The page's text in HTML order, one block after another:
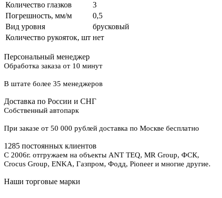
Количество глазков
3
Погрешность, мм/м
0,5
Вид уровня
брусковый
Количество рукояток, шт нет
Персональный менеджер
Обработка заказа от 10 минут
В штате более 35 менеджеров
Доставка по России и СНГ
Собственный автопарк
При заказе от 50 000 рублей доставка по Москве бесплатно
1285 постоянных клиентов
С 2006г. отгружаем на объекты ANT TEQ, MR Group, ФСК,
Crocus Group, ENKA, Газпром, Фодд, Pioneer и многие другие.
Наши торговые марки